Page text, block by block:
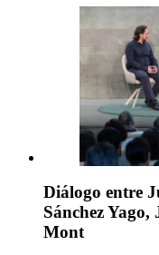
Diálogo entre
Sánchez Yago,
Mont